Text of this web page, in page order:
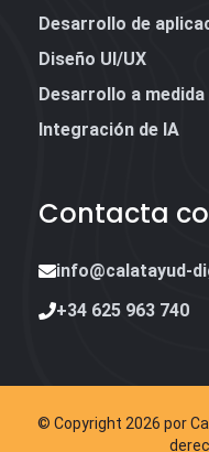
Desarrollo de
Diseño UI/UX
Desarrollo a medida
Integración de IA
Contacta
info@calatayud-
+34 625 963 740
© Copyright 2026 por